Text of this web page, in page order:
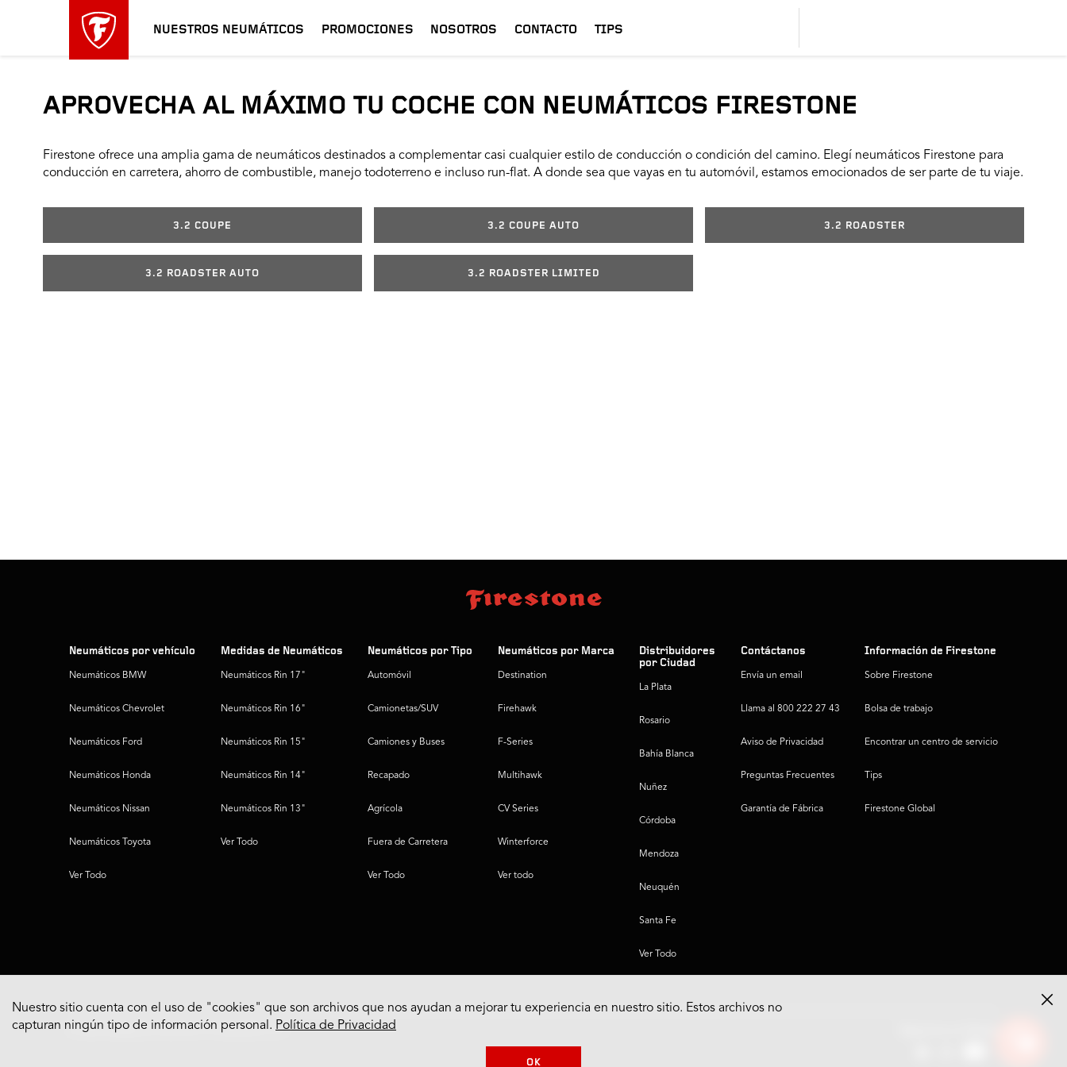
NUESTROS NEUMÁTICOS PROMOCIONES NOSOTROS CONTACTO TIPS
APROVECHA AL MÁXIMO TU COCHE CON NEUMÁTICOS FIRESTONE
Firestone ofrece una amplia gama de neumáticos destinados a complementar casi cualquier estilo de conducción o condición del camino. Elegí neumáticos Firestone para
conducción en carretera, ahorro de combustible, manejo todoterreno e incluso run-flat. A donde sea que vayas en tu automóvil, estamos emocionados de ser parte de tu viaje.
3.2 COUPE 3.2 COUPE AUTO 3.2 ROADSTER
3.2 ROADSTER AUTO 3.2 ROADSTER LIMITED
Neumáticos por vehículo
Neumáticos BMW
Neumáticos Chevrolet
Neumáticos Ford
Neumáticos Honda
Neumáticos Nissan
Neumáticos Toyota
Ver Todo
Medidas de Neumáticos
Neumáticos Rin 17"
Neumáticos Rin 16"
Neumáticos Rin 15"
Neumáticos Rin 14"
Neumáticos Rin 13"
Ver Todo
Neumáticos por Tipo
Automóvil
Camionetas/SUV
Camiones y Buses
Recapado
Agrícola
Fuera de Carretera
Ver Todo
Neumáticos por Marca
Destination
Firehawk
F-Series
Multihawk
CV Series
Winterforce
Ver todo
Distribuidores
por Ciudad
La Plata
Rosario
Bahía Blanca
Nuñez
Córdoba
Mendoza
Neuquén
Santa Fe
Ver Todo
Contáctanos
Envía un email
Llama al 800 222 27 43
Aviso de Privacidad
Preguntas Frecuentes
Garantía de Fábrica
Información de Firestone
Sobre Firestone
Bolsa de trabajo
Encontrar un centro de servicio
Tips
Firestone Global
© 2022 Bridgestone Americas Tire Operations, LLC
Nuestro sitio cuenta con el uso de "cookies" que son archivos que nos ayudan a mejorar tu experiencia en nuestro sitio. Estos archivos no
capturan ningún tipo de información personal. Política de Privacidad
OK